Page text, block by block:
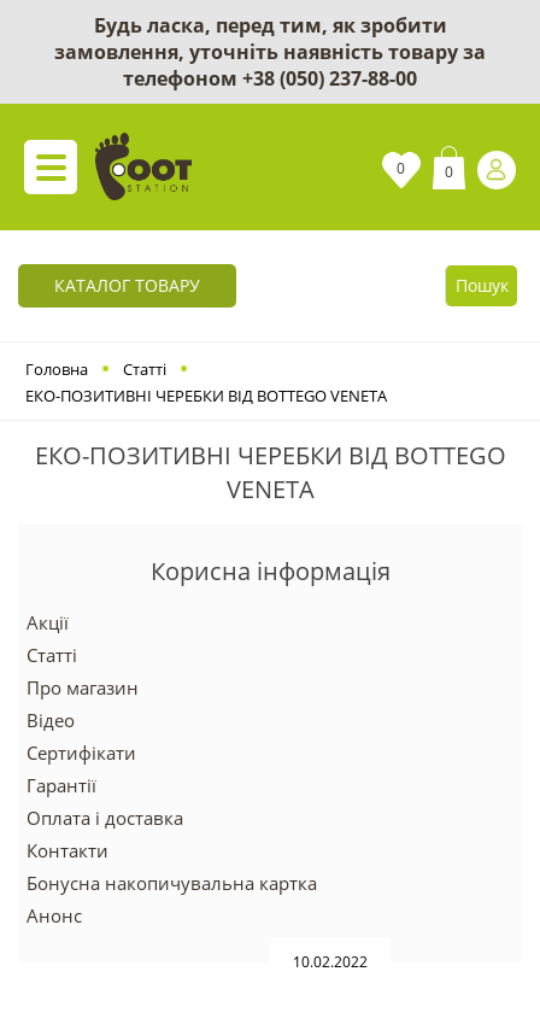
Будь ласка, перед тим, як зробити
замовлення, уточніть наявність товару за
телефоном +38 (050) 237-88-00
0 0
КАТАЛОГ ТОВАРУ Пошук
Головна
Статті
ЕКО-ПОЗИТИВНІ ЧЕРЕБКИ ВІД BOTTEGO VENETA
ЕКО-ПОЗИТИВНІ ЧЕРЕБКИ ВІД BOTTEGO
VENETA
Корисна інформація
Акції
Статті
Про магазин
Відео
Сертифікати
Гарантії
Оплата і доставка
Контакти
Бонусна накопичувальна картка
Анонс
10.02.2022